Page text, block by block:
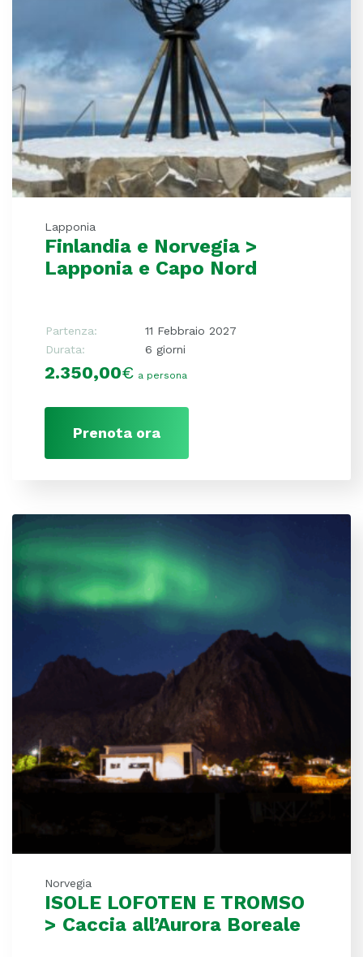
Lapponia
Finlandia e Norvegia >
Lapponia e Capo Nord
Partenza:
11 Febbraio 2027
Durata:
6 giorni
2.350,00€ a persona
Prenota ora
Norvegia
ISOLE LOFOTEN E TROMSO
> Caccia all’Aurora Boreale